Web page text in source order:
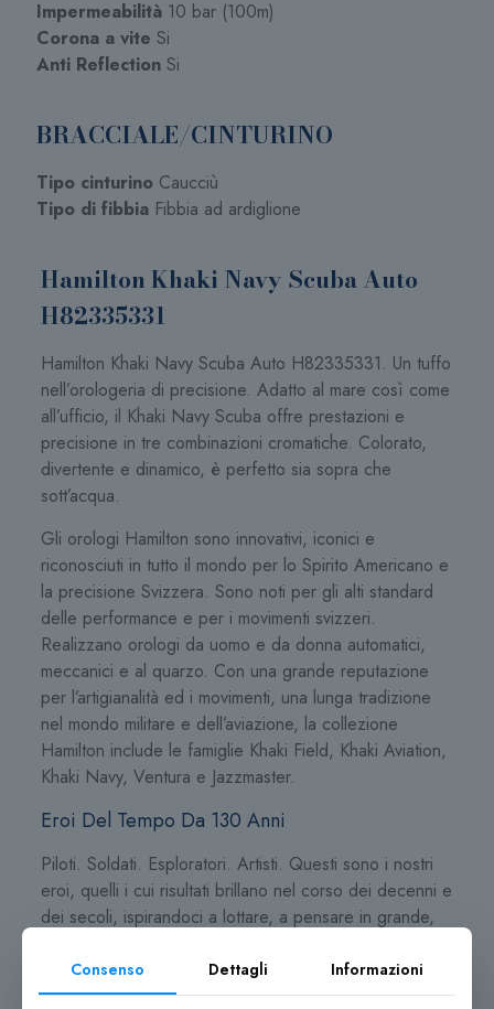
Impermeabilità 10 bar (100m)
Corona a vite Si
Anti Reflection Si
BRACCIALE/CINTURINO
Tipo cinturino Caucciù
Tipo di fibbia Fibbia ad ardiglione
Hamilton Khaki Navy Scuba Auto
H82335331
Hamilton Khaki Navy Scuba Auto H82335331. Un tuffo
nell’orologeria di precisione. Adatto al mare così come
all’ufficio, il Khaki Navy Scuba offre prestazioni e
precisione in tre combinazioni cromatiche. Colorato,
divertente e dinamico, è perfetto sia sopra che
sott’acqua.
Gli orologi Hamilton sono innovativi, iconici e
riconosciuti in tutto il mondo per lo Spirito Americano e
la precisione Svizzera. Sono noti per gli alti standard
delle performance e per i movimenti svizzeri.
Realizzano orologi da uomo e da donna automatici,
meccanici e al quarzo. Con una grande reputazione
per l’artigianalità ed i movimenti, una lunga tradizione
nel mondo militare e dell’aviazione, la collezione
Hamilton include le famiglie Khaki Field, Khaki Aviation,
Khaki Navy, Ventura e Jazzmaster.
Eroi Del Tempo Da 130 Anni
Piloti. Soldati. Esploratori. Artisti. Questi sono i nostri
eroi, quelli i cui risultati brillano nel corso dei decenni e
dei secoli, ispirandoci a lottare, a pensare in grande,
Watch ha sostenuto gli sforzi di questi eroi, fornendo
loro segnatempo senza precedenti per precisione,
Consenso Dettagli Informazioni